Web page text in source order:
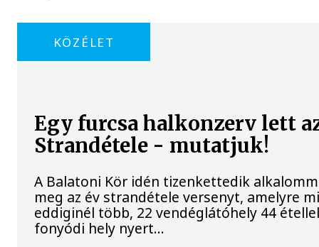
KÖZÉLET
Egy furcsa halkonzerv lett
Strandétele - mutatjuk!
A Balatoni Kör idén tizenkettedik
meg az év strandétele versenyt, amelyre
eddiginél több, 22 vendéglátóhely 44
fonyódi hely nyert...